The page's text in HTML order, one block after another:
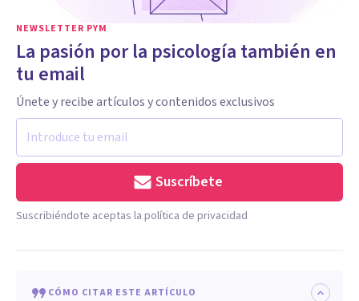
NEWSLETTER PYM
La pasión por la psicología también en
tu email
Únete y recibe artículos y contenidos exclusivos
Suscríbete
Suscribiéndote aceptas la política de privacidad
CÓMO CITAR ESTE ARTÍCULO